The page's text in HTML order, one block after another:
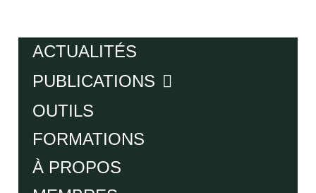
ACTUALITÉS
PUBLICATIONS
OUTILS
FORMATIONS
À PROPOS